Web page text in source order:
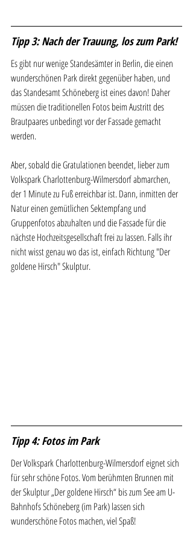
Tipp 3: Nach der Trauung, los zum Park!
Es gibt nur wenige Standesämter in Berlin, die einen
wunderschönen Park direkt gegenüber haben, und
das Standesamt Schöneberg ist eines davon! Daher
müssen die traditionellen Fotos beim Austritt des
Brautpaares unbedingt vor der Fassade gemacht
werden.
Aber, sobald die Gratulationen beendet, lieber zum
Volkspark Charlottenburg-Wilmersdorf abmarchen,
der 1 Minute zu Fuß erreichbar ist. Dann, inmitten der
Natur einen gemütlichen Sektempfang und
Gruppenfotos abzuhalten und die Fassade für die
nächste Hochzeitsgesellschaft frei zu lassen. Falls ihr
nicht wisst genau wo das ist, einfach Richtung "Der
goldene Hirsch" Skulptur.
Tipp 4: Fotos im Park
Der Volkspark Charlottenburg-Wilmersdorf eignet sich
für sehr schöne Fotos. Vom berühmten Brunnen mit
der Skulptur „Der goldene Hirsch“ bis zum See am U-
Bahnhofs Schöneberg (im Park) lassen sich
wunderschöne Fotos machen, viel Spaß!